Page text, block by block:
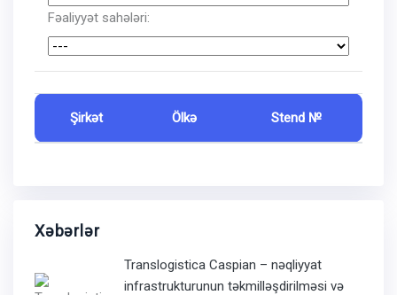
Fəaliyyət sahələri:
Şirkət Ölkə Stend №
Xəbərlər
Translogistica Caspian – nəqliyyat
infrastrukturunun təkmilləşdirilməsi və